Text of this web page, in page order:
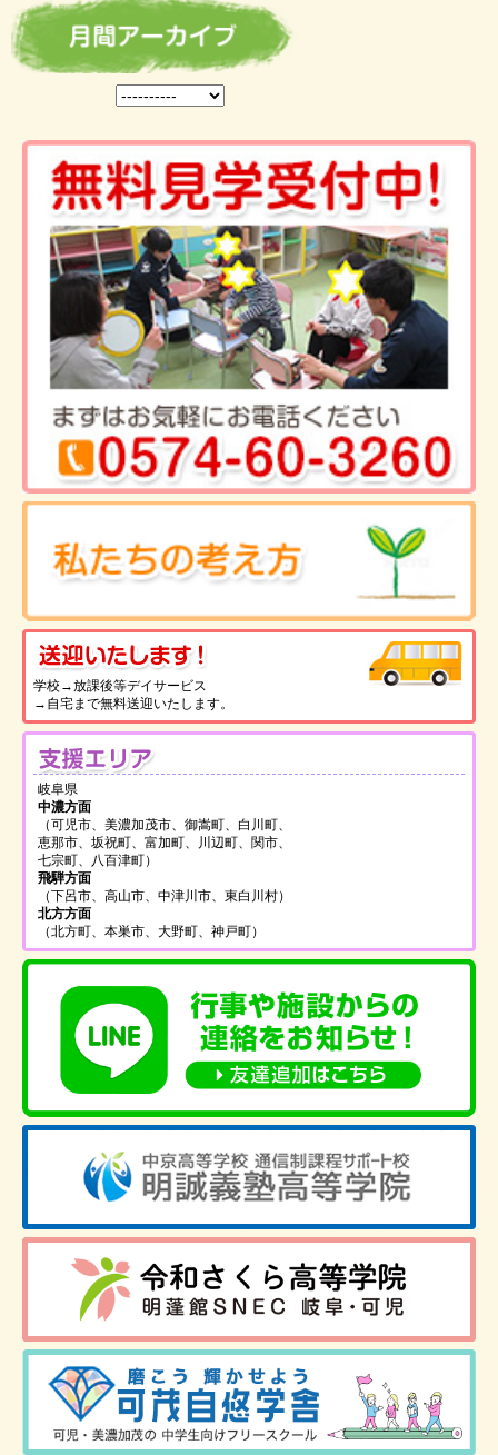
学校→放課後等デイサービス
→自宅まで無料送迎いたします。
岐阜県
中濃方面
（可児市、美濃加茂市、御嵩町、白川町、
恵那市、坂祝町、富加町、川辺町、関市、
七宗町、八百津町）
飛騨方面
（下呂市、高山市、中津川市、東白川村）
北方方面
（北方町、本巣市、大野町、神戸町）